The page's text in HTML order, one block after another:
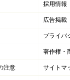
座（1月20
採用情報
広告掲載
プライバ
著作権・
注意 サイトマ